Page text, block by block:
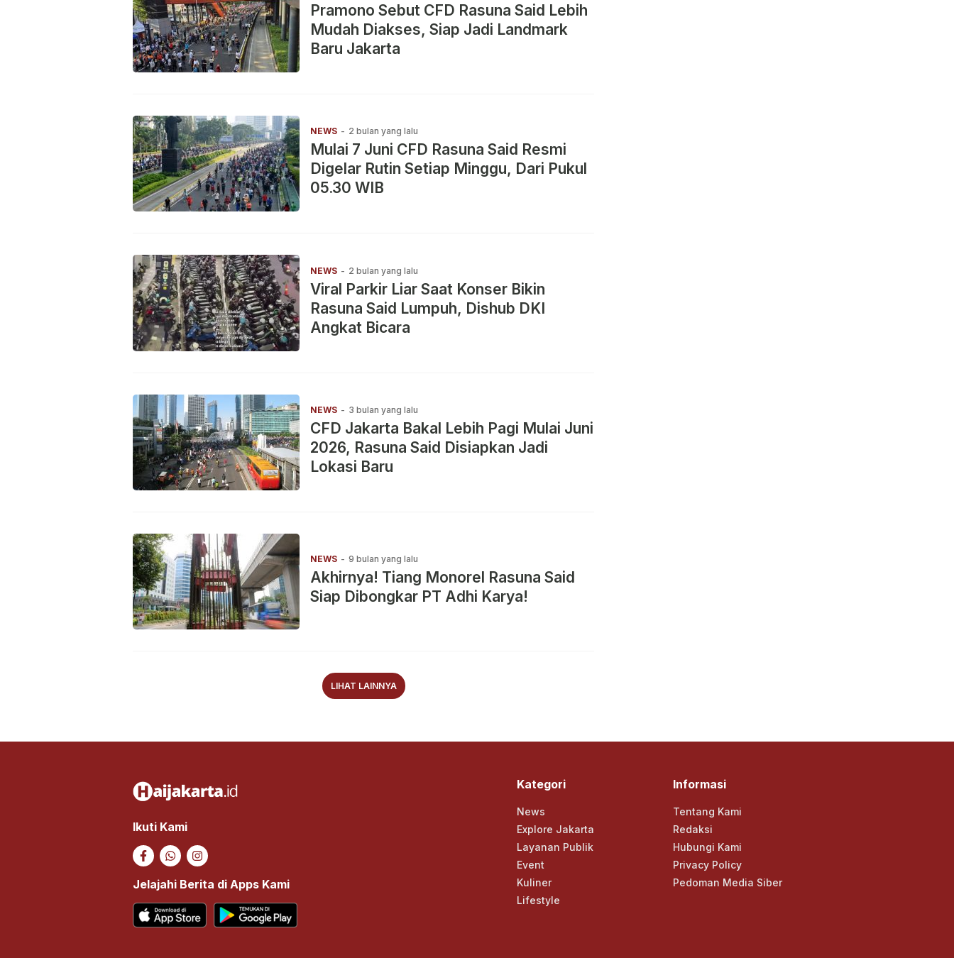
Pramono Sebut CFD Rasuna Said Lebih
Mudah Diakses, Siap Jadi Landmark
Baru Jakarta
NEWS - 2 bulan yang lalu
Mulai 7 Juni CFD Rasuna Said Resmi
Digelar Rutin Setiap Minggu, Dari Pukul
05.30 WIB
NEWS - 2 bulan yang lalu
Viral Parkir Liar Saat Konser Bikin
Rasuna Said Lumpuh, Dishub DKI
Angkat Bicara
NEWS - 3 bulan yang lalu
CFD Jakarta Bakal Lebih Pagi Mulai Juni
2026, Rasuna Said Disiapkan Jadi
Lokasi Baru
NEWS - 9 bulan yang lalu
Akhirnya! Tiang Monorel Rasuna Said
Siap Dibongkar PT Adhi Karya!
LIHAT LAINNYA
Ikuti Kami
Jelajahi Berita di Apps Kami
Kategori
News
Explore Jakarta
Layanan Publik
Event
Kuliner
Lifestyle
Informasi
Tentang Kami
Redaksi
Hubungi Kami
Privacy Policy
Pedoman Media Siber